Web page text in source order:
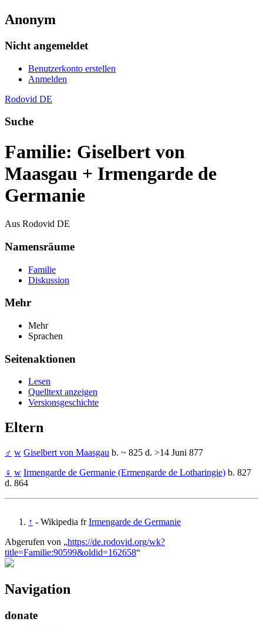
Anonym
Nicht angemeldet
Benutzerkonto erstellen
Anmelden
Rodovid DE
Suche
Familie: Giselbert von
Maasgau + Irmengarde de
Germanie
Aus Rodovid DE
Namensräume
Familie
Diskussion
Mehr
Mehr
Sprachen
Seitenaktionen
Lesen
Quelltext anzeigen
Versionsgeschichte
Eltern
♂ w Giselbert von Maasgau b. ~ 825 d. >14 Juni 877
♀ w Irmengarde de Germanie (Ermengarde de Lotharingie) b. 827
d. 864
↑ - Wikipedia frIrmengarde de Germanie
Abgerufen von „https://de.rodovid.org/wk?
title=Familie:90599&oldid=162658“
Navigation
donate